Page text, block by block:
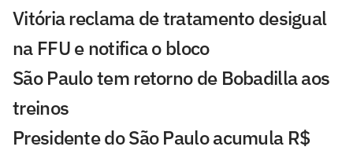
Vitória reclama de tratamento desigual
na FFU e notifica o bloco
São Paulo tem retorno de Bobadilla aos
treinos
Presidente do São Paulo acumula R$